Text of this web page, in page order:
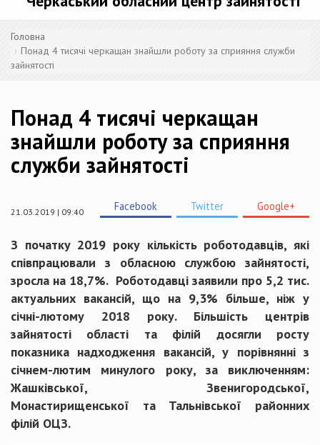
Головна
Понад 4 тисячі черкащан знайшли роботу за сприяння служби
зайнятості
Понад 4 тисячі черкащан
знайшли роботу за сприяння
служби зайнятості
21.03.2019 | 09:40 Facebook Twitter Google+
З початку 2019 року кількість роботодавців, які
співпрацювали з обласною службою зайнятості,
зросла на 18,7%. Роботодавці заявили про 5,2 тис.
актуальних вакансій, що на 9,3% більше, ніж у
січні-лютому 2018 року. Більшість центрів
зайнятості області та філій досягли росту
показника надходження вакансій, у порівнянні з
січнем-лютим минулого року, за виключенням:
Жашківської, Звенигородської,
Монастирищенської та Тальнівської районних
філій ОЦЗ.